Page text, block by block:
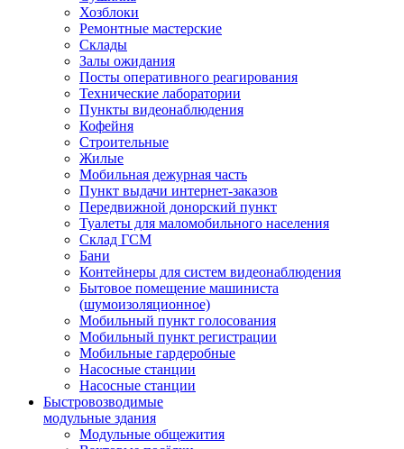
Хозблоки
Ремонтные мастерские
Склады
Залы ожидания
Посты оперативного реагирования
Технические лаборатории
Пункты видеонаблюдения
Кофейня
Строительные
Жилые
Мобильная дежурная часть
Пункт выдачи интернет-заказов
Передвижной донорский пункт
Туалеты для маломобильного населения
Склад ГСМ
Бани
Контейнеры для систем видеонаблюдения
Бытовое помещение машиниста
(шумоизоляционное)
Мобильный пункт голосования
Мобильный пункт регистрации
Мобильные гардеробные
Насосные станции
Насосные станции
Быстровозводимые
модульные здания
Модульные общежития